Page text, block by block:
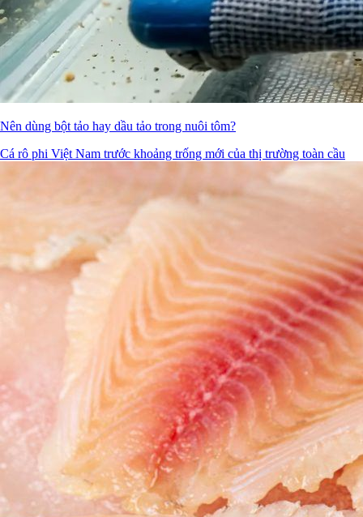
Nên dùng bột tảo hay dầu tảo trong nuôi tôm?
Cá rô phi Việt Nam trước khoảng trống mới của thị trường toàn cầu